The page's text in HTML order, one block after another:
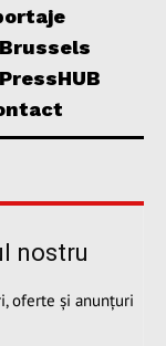
nostru
oferte și anunțuri